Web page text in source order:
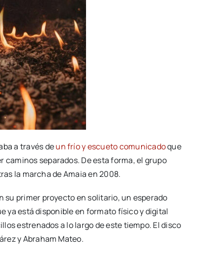
a través deun frío y escueto comunicadoque
separados. De esta forma, el grupo
la marcha de Amaia en 2008.
su primer proyecto en solitario, un esperado
ya está disponible en formato físico y digital
estrenados a lo largo de este tiempo. El disco
y Abraham Mateo.